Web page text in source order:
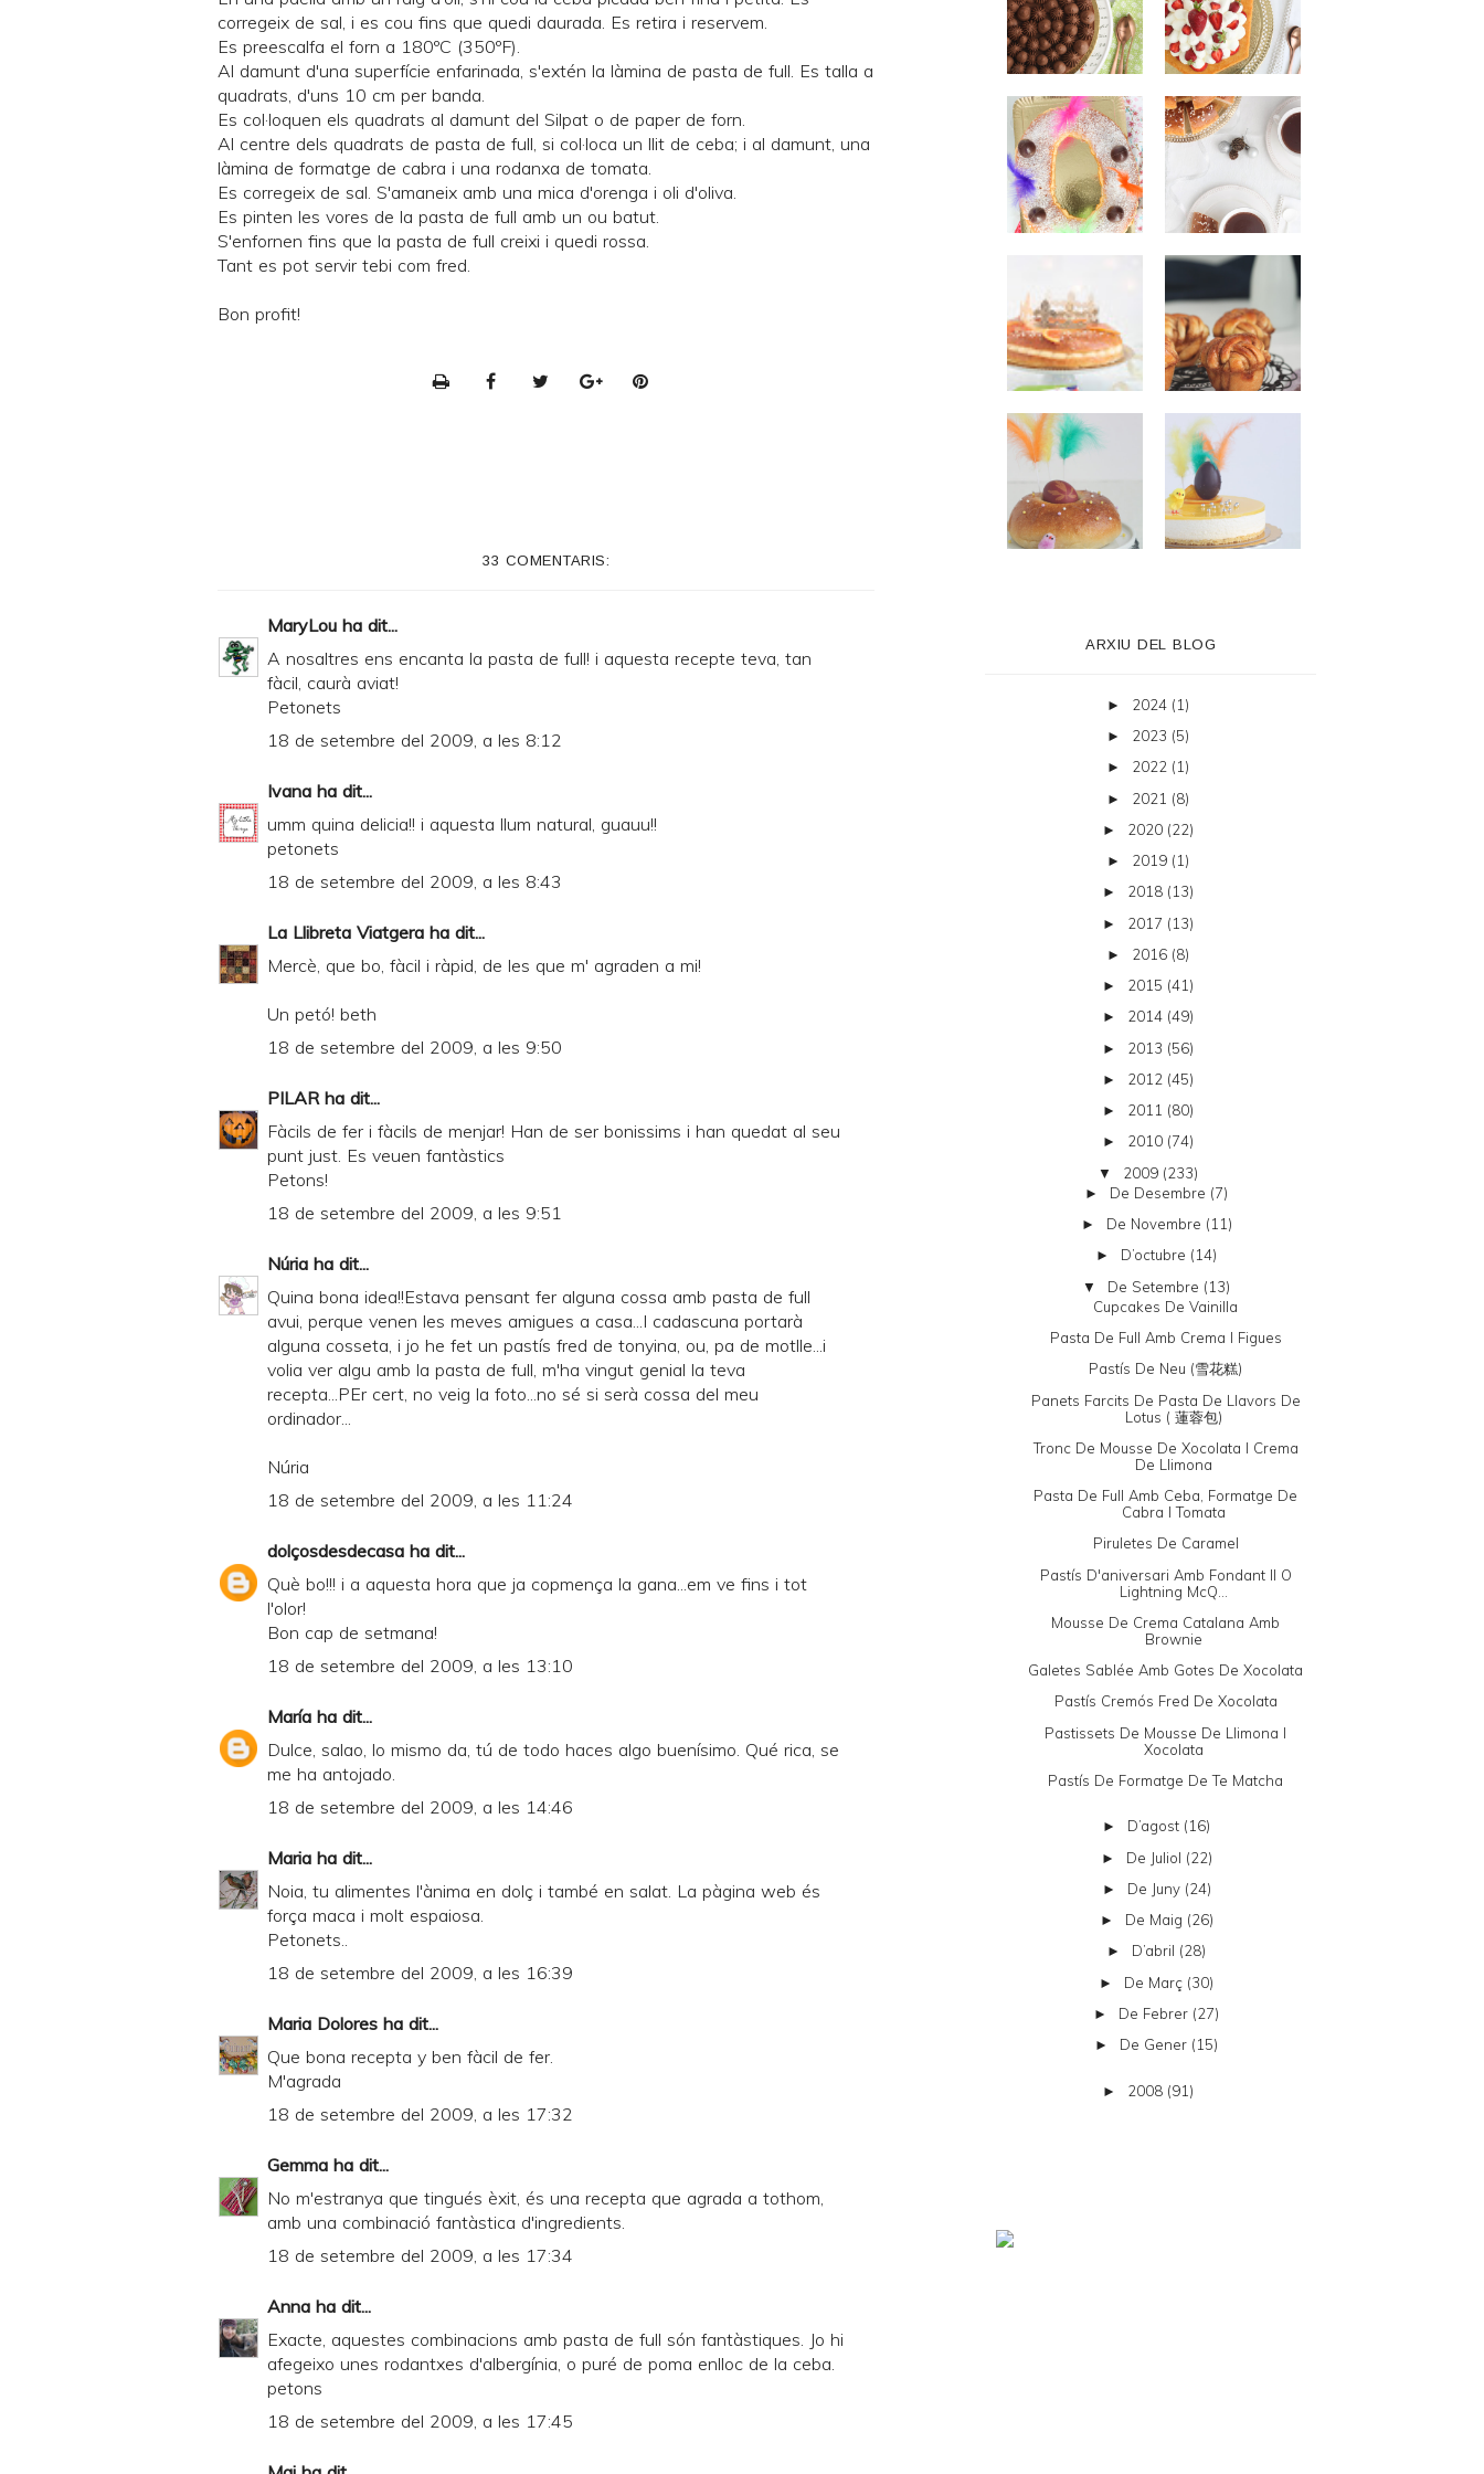
corregeix de sal, i es cou fins que quedi daurada. Es retira i reservem.
Es preescalfa el forn a 180ºC (350ºF).
Al damunt d'una superfície enfarinada, s'extén la làmina de pasta de full. Es talla a
quadrats, d'uns 10 cm per banda.
Es col·loquen els quadrats al damunt del Silpat o de paper de forn.
Al centre dels quadrats de pasta de full, si col·loca un llit de ceba; i al damunt, una
làmina de formatge de cabra i una rodanxa de tomata.
Es corregeix de sal. S'amaneix amb una mica d'orenga i oli d'oliva.
Es pinten les vores de la pasta de full amb un ou batut.
S'enfornen fins que la pasta de full creixi i quedi rossa.
Tant es pot servir tebi com fred.
Bon profit!
n
a
d
P
F
33 COMENTARIS:
MaryLou ha dit...
A nosaltres ens encanta la pasta de full! i aquesta recepte teva, tan
fàcil, caurà aviat!
Petonets
18 de setembre del 2009, a les 8:12
Ivana ha dit...
umm quina delicia!! i aquesta llum natural, guauu!!
petonets
18 de setembre del 2009, a les 8:43
La Llibreta Viatgera ha dit...
Mercè, que bo, fàcil i ràpid, de les que m' agraden a mi!
Un petó! beth
18 de setembre del 2009, a les 9:50
PILARha dit...
Fàcils de fer i fàcils de menjar! Han de ser bonissims i han quedat al seu
punt just. Es veuen fantàstics
Petons!
18 de setembre del 2009, a les 9:51
Núria ha dit...
Quina bona idea!!Estava pensant fer alguna cossa amb pasta de full
avui, perque venen les meves amigues a casa...I cadascuna portarà
alguna cosseta, i jo he fet un pastís fred de tonyina, ou, pa de motlle...i
volia ver algu amb la pasta de full, m'ha vingut genial la teva
recepta...PEr cert, no veig la foto...no sé si serà cossa del meu
ordinador...
Núria
18 de setembre del 2009, a les 11:24
dolçosdesdecasa ha dit...
Què bo!!! i a aquesta hora que ja copmença la gana...em ve fins i tot
l'olor!
Bon cap de setmana!
18 de setembre del 2009, a les 13:10
María ha dit...
Dulce, salao, lo mismo da, tú de todo haces algo buenísimo. Qué rica, se
me ha antojado.
18 de setembre del 2009, a les 14:46
Maria ha dit...
Noia, tu alimentes l'ànima en dolç i també en salat. La pàgina web és
força maca i molt espaiosa.
Petonets..
18 de setembre del 2009, a les 16:39
Maria Dolores ha dit...
Que bona recepta y ben fàcil de fer.
M'agrada
18 de setembre del 2009, a les 17:32
Gemma ha dit...
No m'estranya que tingués èxit, és una recepta que agrada a tothom,
amb una combinació fantàstica d'ingredients.
18 de setembre del 2009, a les 17:34
Anna ha dit...
Exacte, aquestes combinacions amb pasta de full són fantàstiques. Jo hi
afegeixo unes rodantxes d'albergínia, o puré de poma enlloc de la ceba.
petons
18 de setembre del 2009, a les 17:45
ARXIU DEL BLOG
► 2024 (1)
► 2023 (5)
► 2022 (1)
► 2021 (8)
► 2020 (22)
► 2019 (1)
► 2018 (13)
► 2017 (13)
► 2016 (8)
► 2015 (41)
► 2014 (49)
► 2013 (56)
► 2012 (45)
► 2011 (80)
► 2010 (74)
▼ 2009 (233)
► De Desembre (7)
► De Novembre (11)
► D’octubre (14)
▼ De Setembre (13)
Cupcakes De Vainilla
Pasta De Full Amb Crema I Figues
Pastís De Neu (雪花糕)
Panets Farcits De Pasta De Llavors De
Lotus ( 蓮蓉包)
Tronc De Mousse De Xocolata I Crema
De Llimona
Pasta De Full Amb Ceba, Formatge De
Cabra I Tomata
Piruletes De Caramel
Pastís D'aniversari Amb Fondant II O
Lightning McQ...
Mousse De Crema Catalana Amb
Brownie
Galetes Sablée Amb Gotes De Xocolata
Pastís Cremós Fred De Xocolata
Pastissets De Mousse De Llimona I
Xocolata
Pastís De Formatge De Te Matcha
► D’agost (16)
► De Juliol (22)
► De Juny (24)
► De Maig (26)
► D’abril (28)
► De Març (30)
► De Febrer (27)
► De Gener (15)
► 2008 (91)